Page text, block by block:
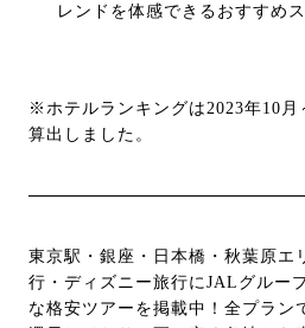
レンドを体感できるおすすめ
※ホテルランキングは2023年10月
算出しました。
東京駅・銀座・日本橋・秋葉原エ
行・ディズニー旅行にJALグルー
な格安ツアーを掲載中！全プラン